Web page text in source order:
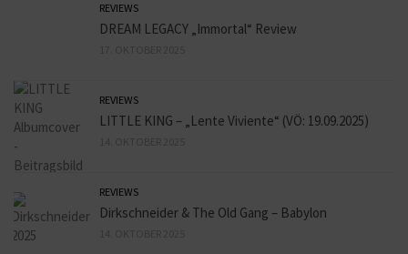
REVIEWS
DREAM LEGACY „Immortal“ Review
REVIEWS
LITTLE KING – „Lente Viviente“ (VÖ: 19.09.2025)
REVIEWS
Dirkschneider & The Old Gang – Babylon